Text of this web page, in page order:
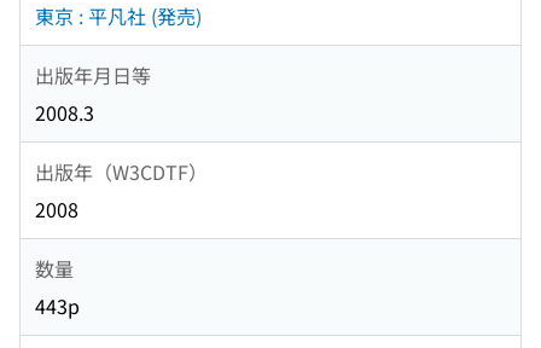
東京 : 平凡社 (発売)
出版年月日等
2008.3
出版年（W3CDTF）
2008
数量
443p